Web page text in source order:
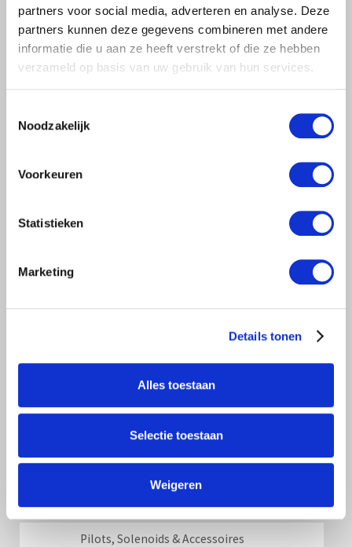
partners voor social media, adverteren en analyse. Deze
partners kunnen deze gegevens combineren met andere
informatie die u aan ze heeft verstrekt of die ze hebben
verzameld op basis van uw gebruik van hun services.
Noodzakelijk
Voorkeuren
Statistieken
Marketing
Details tonen
Alles toestaan
Selectie toestaan
Weigeren
Zeeffilters
Watermeters
Ontluchters & beluchters
Schakelaars & controllers
Pilots, Solenoids & Accessoires